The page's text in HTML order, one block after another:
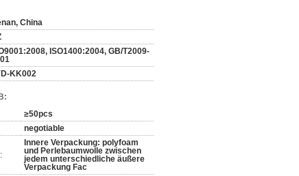
China
ISO1400:2004, GB/T2009-
KK002
≥50pcs
negotiable
Innere Verpackung: polyfoam
und Perlebaumwolle zwischen
jedem unterschiedliche äußere
Verpackung Fac